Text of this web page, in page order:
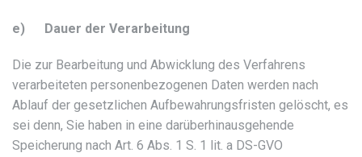
e) Dauer der Verarbeitung
Die zur Bearbeitung und Abwicklung des Verfahrens
verarbeiteten personenbezogenen Daten werden nach
Ablauf der gesetzlichen Aufbewahrungsfristen gelöscht, es
sei denn, Sie haben in eine darüberhinausgehende
Speicherung nach Art. 6 Abs. 1 S. 1 lit. a DS-GVO